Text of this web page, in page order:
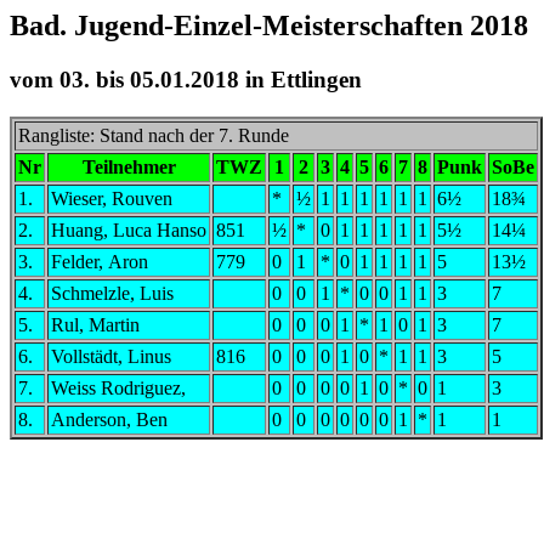
Bad. Jugend-Einzel-Meisterschaften
vom 03. bis 05.01.2018 in Ettlingen
Rangliste: Stand nach der 7. Runde
Nr
Teilnehmer TWZ 1 2 3 4 5 6 7 8 Punk SoBe
1.
Wieser, Rouven * ½ 1 1 1 1 1 1 6½
18¾
2.
Huang, Luca Hanso 851 ½ * 0 1 1 1 1 1 5½
14¼
3.
Felder, Aron 779 0 1 * 0 1 1 1 1 5
13½
4.
Schmelzle, Luis 0 0 1 * 0 0 1 1 3
7
5.
Rul, Martin 0 0 0 1 * 1 0 1 3
7
6.
Vollstädt, Linus 816 0 0 0 1 0 * 1 1 3
5
7.
Weiss Rodriguez, 0 0 0 0 1 0 * 0 1
3
8.
Anderson, Ben 0 0 0 0 0 0 1 * 1 1